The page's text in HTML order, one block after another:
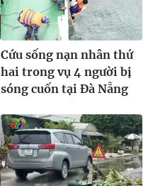
Cứu sống nạn nhân thứ
hai trong vụ 4 người bị
sóng cuốn tại Đà Nẵng